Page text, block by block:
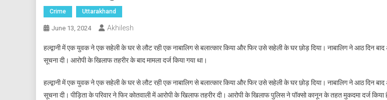
Crime Uttarakhand
June 13, 2024 Akhilesh
हल्द्वानी में एक युवक ने एक सहेली के घर से लौट रही एक नाबालिग से बलात्कार किया और फिर उसे सहेली के घर छोड़ दिया। नाबालिग ने आठ दिन बाद
सूचना दी। आरोपी के खिलाफ तहरीर के बाद मामला दर्ज किया गया था।
हल्द्वानी में एक युवक ने एक सहेली के घर से लौट रही एक नाबालिग से बलात्कार किया और फिर उसे सहेली के घर छोड़ दिया। नाबालिग ने आठ दिन बाद
सूचना दी। पीड़िता के परिवार ने फिर कोतवाली में आरोपी के खिलाफ तहरीर दी। आरोपी के खिलाफ पुलिस ने पॉक्सो कानून के तहत मुकदमा दर्ज